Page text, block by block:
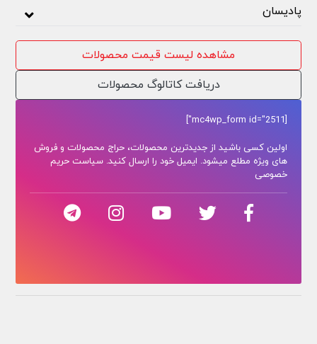
پادیسان
مشاهده لیست قیمت محصولات
دریافت کاتالوگ محصولات
[mc4wp_form id="2511"]
اولین کسی باشید از جدیدترین محصولات، حراج محصولات و فروش
های ویژه مطلع میشود. ایمیل خود را ارسال کنید. سیاست حریم
خصوصی